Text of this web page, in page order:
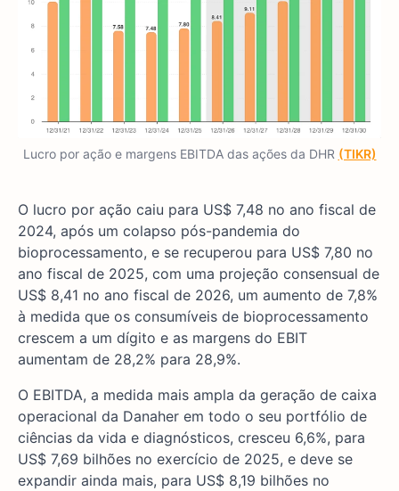
Lucro por ação e margens EBITDA das ações da DHR (TIKR)
O lucro por ação caiu para US$ 7,48 no ano fiscal de
2024, após um colapso pós-pandemia do
bioprocessamento, e se recuperou para US$ 7,80 no
ano fiscal de 2025, com uma projeção consensual de
US$ 8,41 no ano fiscal de 2026, um aumento de 7,8%
à medida que os consumíveis de bioprocessamento
crescem a um dígito e as margens do EBIT
aumentam de 28,2% para 28,9%.
O EBITDA, a medida mais ampla da geração de caixa
operacional da Danaher em todo o seu portfólio de
ciências da vida e diagnósticos, cresceu 6,6%, para
US$ 7,69 bilhões no exercício de 2025, e deve se
expandir ainda mais, para US$ 8,19 bilhões no